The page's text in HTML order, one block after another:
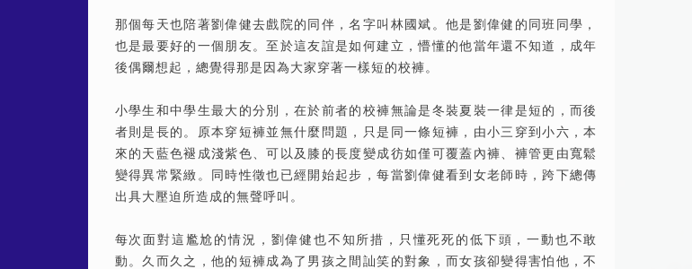
那個每天也陪著劉偉健去戲院的同伴，名字叫林國斌。他是劉偉健的同班同學，
也是最要好的一個朋友。至於這友誼是如何建立，懵懂的他當年還不知道，成年
後偶爾想起，總覺得那是因為大家穿著一樣短的校褲。
小學生和中學生最大的分別，在於前者的校褲無論是冬裝夏裝一律是短的，而後
者則是長的。原本穿短褲並無什麼問題，只是同一條短褲，由小三穿到小六，本
來的天藍色褪成淺紫色、可以及膝的長度變成彷如僅可覆蓋內褲、褲管更由寬鬆
變得異常緊緻。同時性徵也已經開始起步，每當劉偉健看到女老師時，跨下總傳
出具大壓迫所造成的無聲呼叫。
每次面對這尷尬的情況，劉偉健也不知所措，只懂死死的低下頭，一動也不敢
動。久而久之，他的短褲成為了男孩之間訕笑的對象，而女孩卻變得害怕他，不